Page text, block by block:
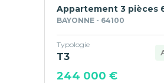
Appartement 3 pièces
BAYONNE - 64100
Typologie
T3
244 000 €